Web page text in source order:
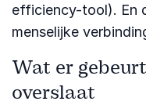
efficiency-tool). En
menselijke
Wat er
overslaat